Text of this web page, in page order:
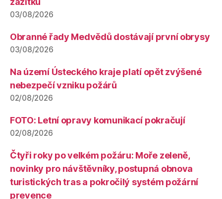
03/08/2026
Obranné řady Medvědů dostávají první obrysy
03/08/2026
Na území Ústeckého kraje platí opět zvýšené
nebezpečí vzniku požárů
02/08/2026
FOTO: Letní opravy komunikací pokračují
02/08/2026
Čtyři roky po velkém požáru: Moře zeleně,
novinky pro návštěvníky, postupná obnova
turistických tras a pokročilý systém požární
prevence